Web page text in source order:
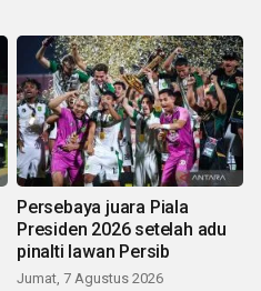
Persebaya juara Piala
Presiden 2026 setelah adu
pinalti lawan Persib
Jumat, 7 Agustus 2026